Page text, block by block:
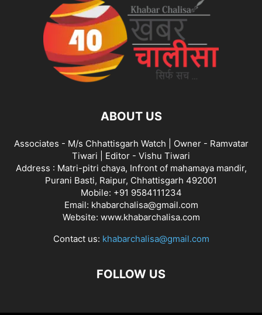
ABOUT US
Associates - M/s Chhattisgarh Watch | Owner - Ramvatar
Tiwari | Editor - Vishu Tiwari
Address : Matri-pitri chaya, Infront of mahamaya mandir,
Purani Basti, Raipur, Chhattisgarh 492001
Mobile: +91 9584111234
Email: khabarchalisa@gmail.com
Website: www.khabarchalisa.com
Contact us: khabarchalisa@gmail.com
FOLLOW US